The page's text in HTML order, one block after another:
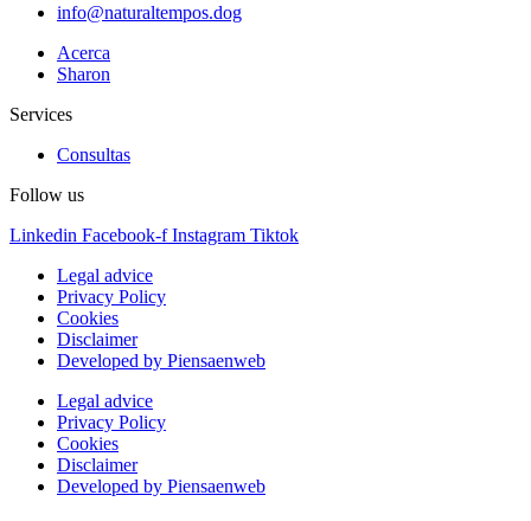
info@naturaltempos.dog
Acerca
Sharon
Services
Consultas
Follow us
Linkedin Facebook-f Instagram Tiktok
Legal advice
Privacy Policy
Cookies
Disclaimer
Developed by Piensaenweb
Legal advice
Privacy Policy
Cookies
Disclaimer
Developed by Piensaenweb